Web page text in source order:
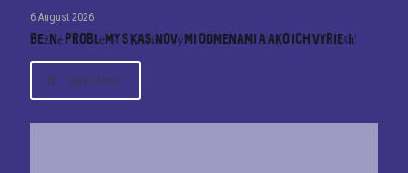
6 August 2026
Bežné problémy s kasínovými odmenami a ako ich vyriešiť
Read More